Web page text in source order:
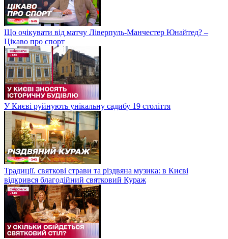
Що очікувати від матчу Ліверпуль-Манчестер Юнайтед? –
Цікаво про спорт
У Києві руйнують унікальну садибу 19 століття
Традиції. святкові страви та різдвяна музика: в Києві
відкрився благодійний святковий Кураж